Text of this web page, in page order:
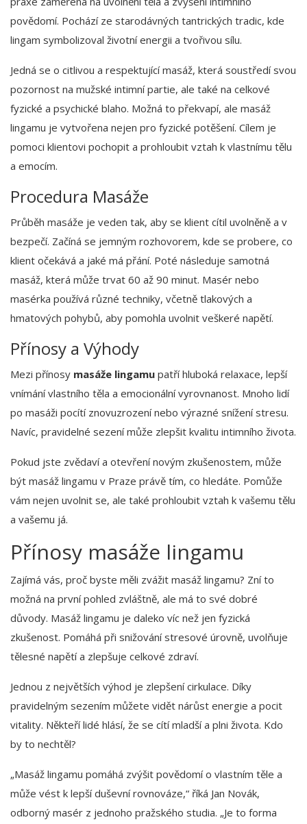
povědomí. Pochází ze starodávných tantrických tradic, kde
lingam symbolizoval životní energii a tvořivou sílu.
Jedná se o citlivou a respektující masáž, která soustředí svou
pozornost na mužské intimní partie, ale také na celkové
fyzické a psychické blaho. Možná to překvapí, ale masáž
lingamu je vytvořena nejen pro fyzické potěšení. Cílem je
pomoci klientovi pochopit a prohloubit vztah k vlastnímu tělu
a emocím.
Procedura Masáže
Průběh masáže je veden tak, aby se klient cítil uvolněně a v
bezpečí. Začíná se jemným rozhovorem, kde se probere, co
klient očekává a jaké má přání. Poté následuje samotná
masáž, která může trvat 60 až 90 minut. Masér nebo
masérka používá různé techniky, včetně tlakových a
hmatových pohybů, aby pomohla uvolnit veškeré napětí.
Přínosy a Výhody
Mezi přínosy masáže lingamu patří hluboká relaxace, lepší
vnímání vlastního těla a emocionální vyrovnanost. Mnoho lidí
po masáži pocítí znovuzrození nebo výrazné snížení stresu.
Navíc, pravidelné sezení může zlepšit kvalitu intimního života.
Pokud jste zvědaví a otevření novým zkušenostem, může
být masáž lingamu v Praze právě tím, co hledáte. Pomůže
vám nejen uvolnit se, ale také prohloubit vztah k vašemu tělu
a vašemu já.
Přínosy masáže lingamu
Zajímá vás, proč byste měli zvážit masáž lingamu? Zní to
možná na první pohled zvláštně, ale má to své dobré
důvody. Masáž lingamu je daleko víc než jen fyzická
zkušenost. Pomáhá při snižování stresové úrovně, uvolňuje
tělesné napětí a zlepšuje celkové zdraví.
Jednou z největších výhod je zlepšení cirkulace. Díky
pravidelným sezením můžete vidět nárůst energie a pocit
vitality. Někteří lidé hlásí, že se cítí mladší a plni života. Kdo
by to nechtěl?
„Masáž lingamu pomáhá zvýšit povědomí o vlastním těle a
může vést k lepší duševní rovnováze,“ říká Jan Novák,
odborný masér z jednoho pražského studia. „Je to forma